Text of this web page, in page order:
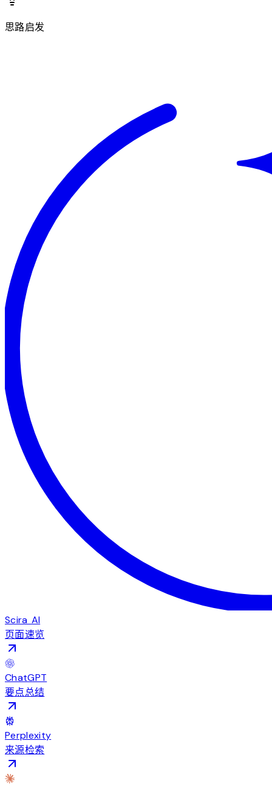
思路启发
Scira AI
页面速览
ChatGPT
要点总结
Perplexity
来源检索